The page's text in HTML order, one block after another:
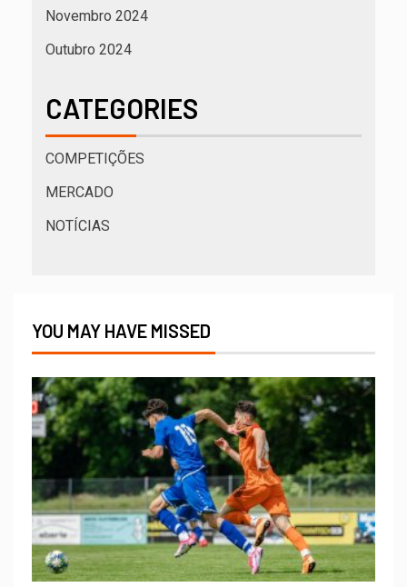
Novembro 2024
Outubro 2024
CATEGORIES
COMPETIÇÕES
MERCADO
NOTÍCIAS
YOU MAY HAVE MISSED